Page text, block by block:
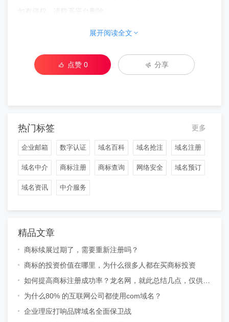
如有侵权，请联系平台删除。
展开阅读全文
点赞 0 分享
热门标签 更多
企业邮箱 数字认证 域名百科 域名抢注 域名注册
域名中介 商标注册 商标查询 网络安全 域名预订
域名资讯 中介服务
精品文章
商标续展过期了，需要重新注册吗？
商标的投资价值在哪里，为什么很多人都在买商标投资
如何提高商标注册成功率？龙名网，就此总结几点，仅供参
考
为什么80% 的互联网公司都使用com域名？
企业理应打响品牌域名全面保卫战